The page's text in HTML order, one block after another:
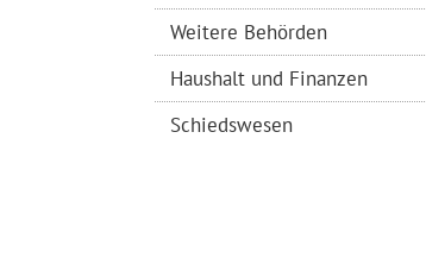
Weitere Behörden
Haushalt und Finanzen
Schiedswesen